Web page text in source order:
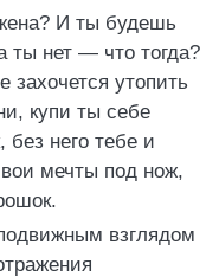
И ты будешь
ты нет — что тогда?
захочется утопить
купи ты себе
него тебе и
мечты под нож,
взглядом